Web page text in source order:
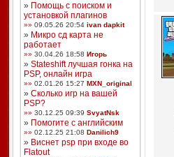
» Помощь с поиском и
установкой плагинов
»» 09.05.26 20:54 ivan dapkit
» Микро сд карта не
работает
»» 30.04.26 18:58 Игорь
» Stateshift лучшая гонка на
PSP, онлайн игра
»» 02.01.26 15:27 MXN_original
» Сколько игр на вашей
PSP?
»» 30.12.25 09:39 SvyatNsk
» Помогите с английским
»» 02.12.25 21:08 Danilich9
» Виснет psp при входе во
Flatout